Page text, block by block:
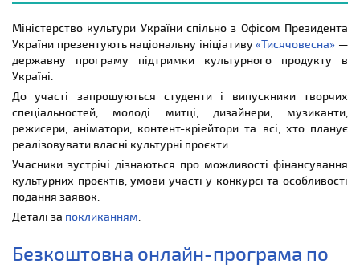
Міністерство культури України спільно з Офісом Президента
України презентують національну ініціативу«Тисячовесна» —
державну програму підтримки культурного продукту в
Україні.
До участі запрошуються студенти і випускники творчих
спеціальностей, молоді митці, дизайнери, музиканти,
режисери, аніматори, контент-кріейтори та всі, хто планує
реалізовувати власні культурні проєкти.
Учасники зустрічі дізнаються про можливості фінансування
культурних проєктів, умови участі у конкурсі та особливості
подання заявок.
Деталі за покликанням
Безкоштовна онлайн-програма по